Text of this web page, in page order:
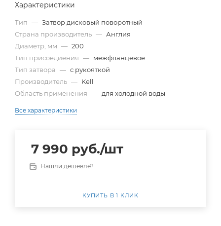
Характеристики
Тип — Затвор дисковый поворотный
Страна производитель — Англия
Диаметр, мм — 200
Тип присоедиения — межфланцевое
Тип затвора — с рукояткой
Производитель — Kell
Область применения — для холодной воды
Все характеристики
7 990 руб./шт
Нашли дешевле?
КУПИТЬ В 1 КЛИК